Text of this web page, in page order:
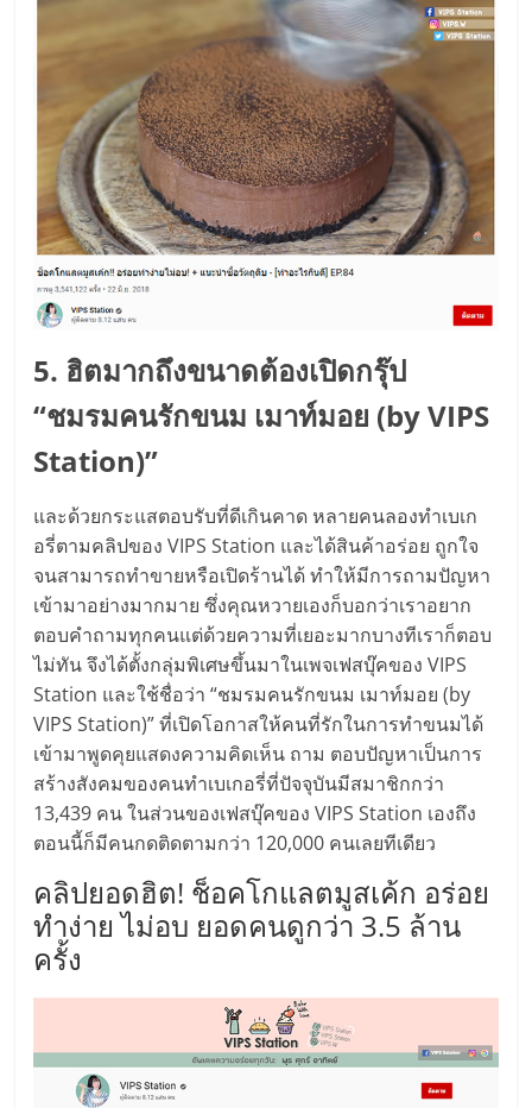
5. ฮิตมากถึงขนาดต้องเปิดกรุ๊ป
“ชมรมคนรักขนม เมาท์มอย (by VIPS
Station)”
และด้วยกระแสตอบรับที่ดีเกินคาด หลายคนลองทำเบเก
อรี่ตามคลิปของ VIPS Station และได้สินค้าอร่อย ถูกใจ
จนสามารถทำขายหรือเปิดร้านได้ ทำให้มีการถามปัญหา
เข้ามาอย่างมากมาย ซึ่งคุณหวายเองก็บอกว่าเราอยาก
ตอบคำถามทุกคนแต่ด้วยความที่เยอะมากบางทีเราก็ตอบ
ไม่ทัน จึงได้ตั้งกลุ่มพิเศษขึ้นมาในเพจเฟสบุ๊คของ VIPS
Station และใช้ชื่อว่า “ชมรมคนรักขนม เมาท์มอย (by
VIPS Station)” ที่เปิดโอกาสให้คนที่รักในการทำขนมได้
เข้ามาพูดคุยแสดงความคิดเห็น ถาม ตอบปัญหาเป็นการ
สร้างสังคมของคนทำเบเกอรี่ที่ปัจจุบันมีสมาชิกกว่า
13,439 คน ในส่วนของเฟสบุ๊คของ VIPS Station เองถึง
ตอนนี้ก็มีคนกดติดตามกว่า 120,000 คนเลยทีเดียว
คลิปยอดฮิต! ช็อคโกแลตมูสเค้ก อร่อย
ทำง่าย ไม่อบ ยอดคนดูกว่า 3.5 ล้าน
ครั้ง